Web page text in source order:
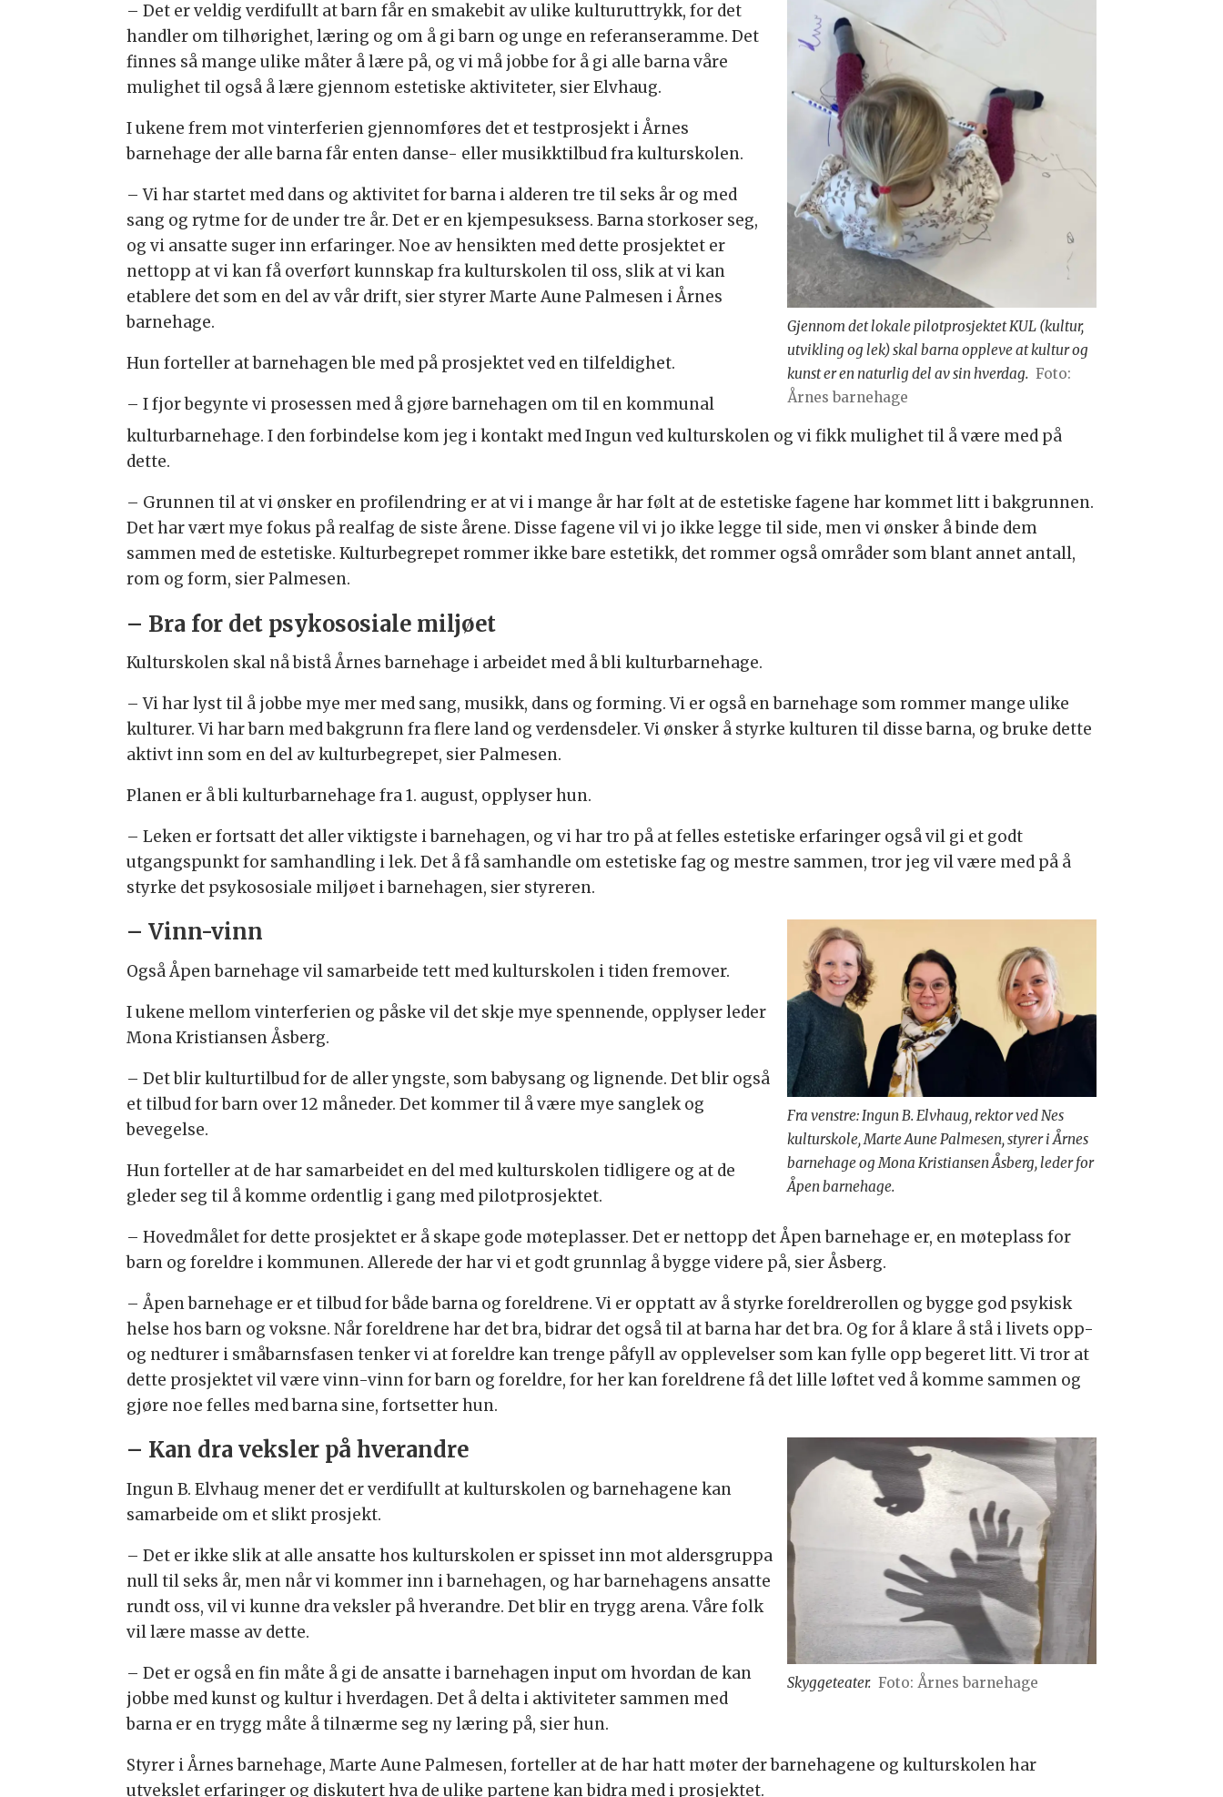
Gjennom det lokale pilotprosjektet KUL (kultur,
utvikling og lek) skal barna oppleve at kultur og
kunst er en naturlig del av sin hverdag. Foto:
Årnes barnehage
– Det er veldig verdifullt at barn får en smakebit av ulike kulturuttrykk, for det
handler om tilhørighet, læring og om å gi barn og unge en referanseramme. Det
finnes så mange ulike måter å lære på, og vi må jobbe for å gi alle barna våre
mulighet til også å lære gjennom estetiske aktiviteter, sier Elvhaug.
I ukene frem mot vinterferien gjennomføres det et testprosjekt i Årnes
barnehage der alle barna får enten danse- eller musikktilbud fra kulturskolen.
– Vi har startet med dans og aktivitet for barna i alderen tre til seks år og med
sang og rytme for de under tre år. Det er en kjempesuksess. Barna storkoser seg,
og vi ansatte suger inn erfaringer. Noe av hensikten med dette prosjektet er
nettopp at vi kan få overført kunnskap fra kulturskolen til oss, slik at vi kan
etablere det som en del av vår drift, sier styrer Marte Aune Palmesen i Årnes
barnehage.
Hun forteller at barnehagen ble med på prosjektet ved en tilfeldighet.
– I fjor begynte vi prosessen med å gjøre barnehagen om til en kommunal
kulturbarnehage. I den forbindelse kom jeg i kontakt med Ingun ved kulturskolen og vi fikk mulighet til å være med på
dette.
– Grunnen til at vi ønsker en profilendring er at vi i mange år har følt at de estetiske fagene har kommet litt i bakgrunnen.
Det har vært mye fokus på realfag de siste årene. Disse fagene vil vi jo ikke legge til side, men vi ønsker å binde dem
sammen med de estetiske. Kulturbegrepet rommer ikke bare estetikk, det rommer også områder som blant annet antall,
rom og form, sier Palmesen.
– Bra for det psykososiale miljøet
Kulturskolen skal nå bistå Årnes barnehage i arbeidet med å bli kulturbarnehage.
– Vi har lyst til å jobbe mye mer med sang, musikk, dans og forming. Vi er også en barnehage som rommer mange ulike
kulturer. Vi har barn med bakgrunn fra flere land og verdensdeler. Vi ønsker å styrke kulturen til disse barna, og bruke dette
aktivt inn som en del av kulturbegrepet, sier Palmesen.
Planen er å bli kulturbarnehage fra 1. august, opplyser hun.
– Leken er fortsatt det aller viktigste i barnehagen, og vi har tro på at felles estetiske erfaringer også vil gi et godt
utgangspunkt for samhandling i lek. Det å få samhandle om estetiske fag og mestre sammen, tror jeg vil være med på å
styrke det psykososiale miljøet i barnehagen, sier styreren.
Fra venstre: Ingun B. Elvhaug, rektor ved Nes
kulturskole, Marte Aune Palmesen, styrer i Årnes
barnehage og Mona Kristiansen Åsberg, leder for
Åpen barnehage.
– Vinn-vinn
Også Åpen barnehage vil samarbeide tett med kulturskolen i tiden fremover.
I ukene mellom vinterferien og påske vil det skje mye spennende, opplyser leder
Mona Kristiansen Åsberg.
– Det blir kulturtilbud for de aller yngste, som babysang og lignende. Det blir også
et tilbud for barn over 12 måneder. Det kommer til å være mye sanglek og
bevegelse.
Hun forteller at de har samarbeidet en del med kulturskolen tidligere og at de
gleder seg til å komme ordentlig i gang med pilotprosjektet.
– Hovedmålet for dette prosjektet er å skape gode møteplasser. Det er nettopp det Åpen barnehage er, en møteplass for
barn og foreldre i kommunen. Allerede der har vi et godt grunnlag å bygge videre på, sier Åsberg.
– Åpen barnehage er et tilbud for både barna og foreldrene. Vi er opptatt av å styrke foreldrerollen og bygge god psykisk
helse hos barn og voksne. Når foreldrene har det bra, bidrar det også til at barna har det bra. Og for å klare å stå i livets opp-
og nedturer i småbarnsfasen tenker vi at foreldre kan trenge påfyll av opplevelser som kan fylle opp begeret litt. Vi tror at
dette prosjektet vil være vinn-vinn for barn og foreldre, for her kan foreldrene få det lille løftet ved å komme sammen og
gjøre noe felles med barna sine, fortsetter hun.
Skyggeteater. Foto: Årnes barnehage
– Kan dra veksler på hverandre
Ingun B. Elvhaug mener det er verdifullt at kulturskolen og barnehagene kan
samarbeide om et slikt prosjekt.
– Det er ikke slik at alle ansatte hos kulturskolen er spisset inn mot aldersgruppa
null til seks år, men når vi kommer inn i barnehagen, og har barnehagens ansatte
rundt oss, vil vi kunne dra veksler på hverandre. Det blir en trygg arena. Våre folk
vil lære masse av dette.
– Det er også en fin måte å gi de ansatte i barnehagen input om hvordan de kan
jobbe med kunst og kultur i hverdagen. Det å delta i aktiviteter sammen med
barna er en trygg måte å tilnærme seg ny læring på, sier hun.
Styrer i Årnes barnehage, Marte Aune Palmesen, forteller at de har hatt møter der barnehagene og kulturskolen har
utvekslet erfaringer og diskutert hva de ulike partene kan bidra med i prosjektet.